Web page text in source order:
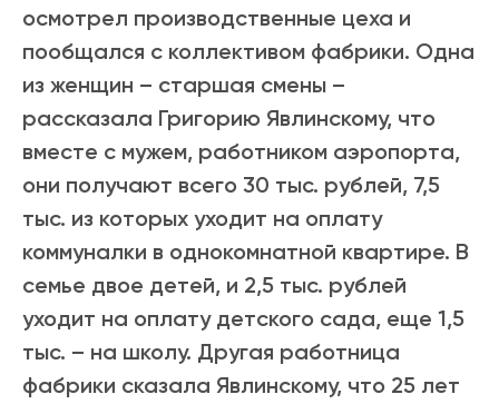
осмотрел производственные цеха и
пообщался с коллективом фабрики. Одна
из женщин – старшая смены –
рассказала Григорию Явлинскому, что
вместе с мужем, работником аэропорта,
они получают всего 30 тыс. рублей, 7,5
тыс. из которых уходит на оплату
коммуналки в однокомнатной квартире. В
семье двое детей, и 2,5 тыс. рублей
уходит на оплату детского сада, еще 1,5
тыс. – на школу. Другая работница
фабрики сказала Явлинскому, что 25 лет